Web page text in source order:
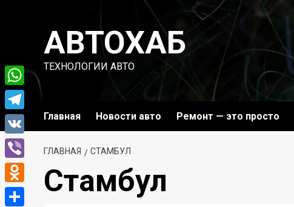
содержимомуАВТОХАБ
ТЕХНОЛОГИИ АВТО
Главная Новости авто Ремонт — это просто
ГЛАВНАЯ СТАМБУЛ
Стамбул
WhatsApp
Telegram
VK
Viber
Odnoklassniki